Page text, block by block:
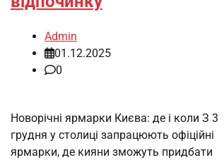
Admin
01.12.2025
0
Новорічні ярмарки Києва: де і коли З 3
грудня у столиці запрацюють офіційні
ярмарки, де кияни зможуть придбати